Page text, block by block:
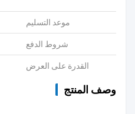
موعد التسليم
شروط الدفع
القدرة على العرض
وصف المنتج